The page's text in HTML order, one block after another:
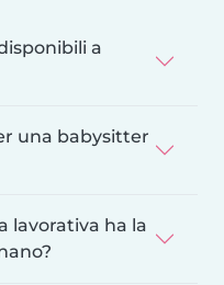
a
una babysitter
lavorativa ha la